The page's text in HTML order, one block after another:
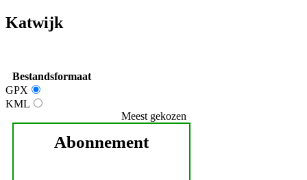
Katwijk
Bestandsformaat
GPX
KML
Meest gekozen
Abonnement